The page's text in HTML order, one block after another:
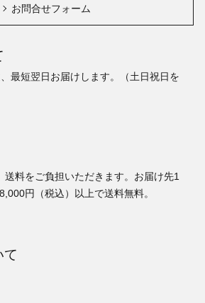
お問合せフォーム
最短翌日お届けします。（土日祝日を
送料をご負担いただきます。お届け先1
円（税込）以上で送料無料。
て